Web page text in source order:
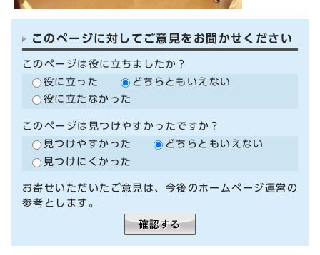
このページに対してご意見をお聞かせください
このページは役に立ちましたか？
役に立った
どちらともいえない
役に立たなかった
このページは見つけやすかったですか？
見つけやすかった
どちらともいえない
見つけにくかった
お寄せいただいたご意見は、今後のホームページ運営の
参考とします。